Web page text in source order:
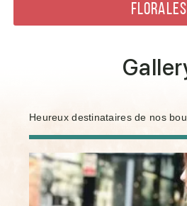
FLORALES
Heureux destinataires de nos